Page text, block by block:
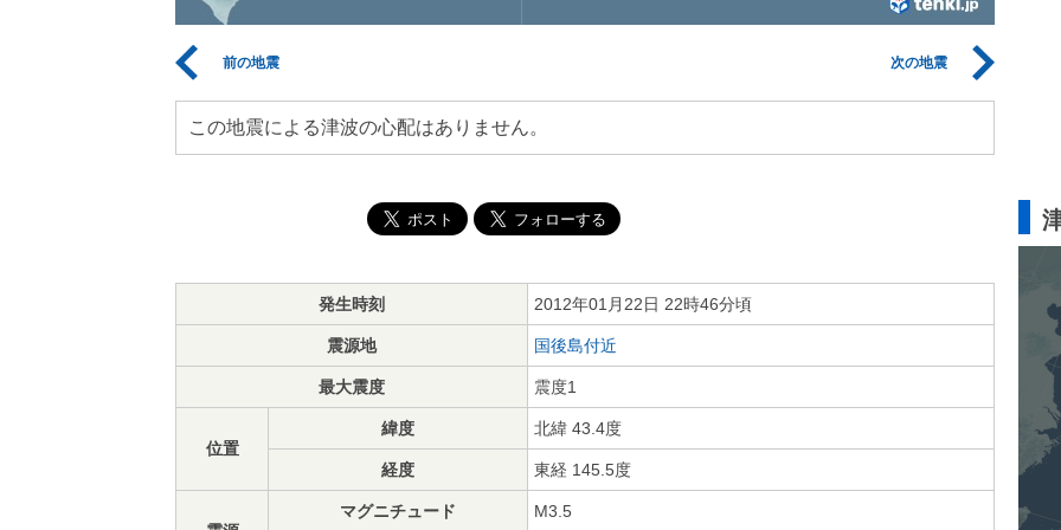
前の地震 次の地震
この地震による津波の心配はありません。
発生時刻 2012年01月22日 22時46分頃
震源地 国後島付近
最大震度 震度1
位置
緯度 北緯 43.4度
経度 東経 145.5度
マグニチュード M3.5